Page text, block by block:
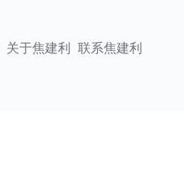
关于焦建利 联系焦建利